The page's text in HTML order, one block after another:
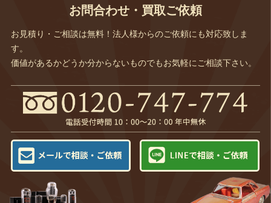
お問合わせ・買取ご依頼
お見積り・ご相談は無料！法人様からのご依頼にも対応致しま
す。
価値があるかどうか分からないものでもお気軽にご相談下さい。